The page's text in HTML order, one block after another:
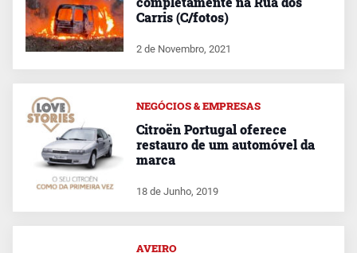
Carris (C/fotos)
2 de Novembro, 2021
NEGÓCIOS & EMPRESAS
Citroën Portugal oferece
restauro de um automóvel da
marca
18 de Junho, 2019
AVEIRO